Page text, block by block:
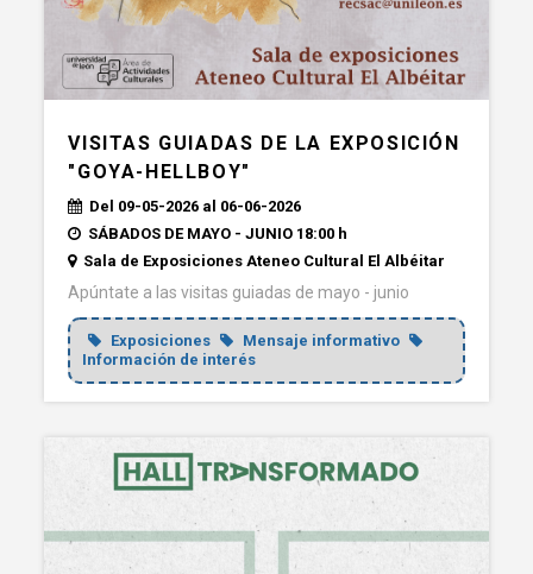
VISITAS GUIADAS DE LA EXPOSICIÓN
"GOYA-HELLBOY"
Del 09-05-2026 al 06-06-2026
SÁBADOS DE MAYO - JUNIO 18:00 h
Sala de Exposiciones Ateneo Cultural El Albéitar
Apúntate a las visitas guiadas de mayo - junio
Exposiciones
Mensaje informativo
Información de interés